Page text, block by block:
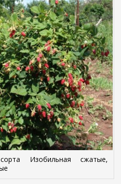
Изобильная сжатые,